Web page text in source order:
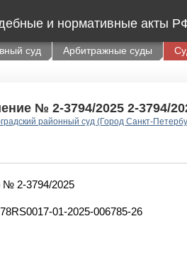
и нормативные акты
суд Арбитражные суды
№ 2-3794/2025 2-3794/
районный суд (Город Санкт-
№ 2-3794/2025
01-2025-006785-26